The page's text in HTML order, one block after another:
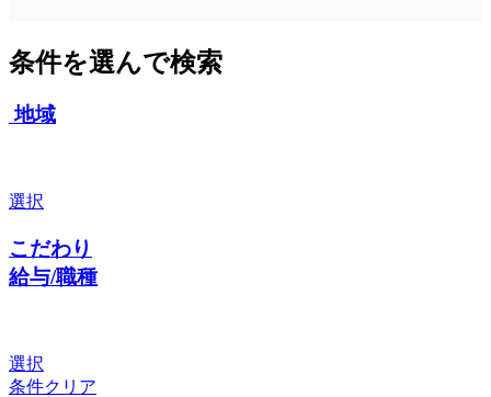
条件を選んで検索
地域
選択
こだわり
給与/職種
選択
条件クリア